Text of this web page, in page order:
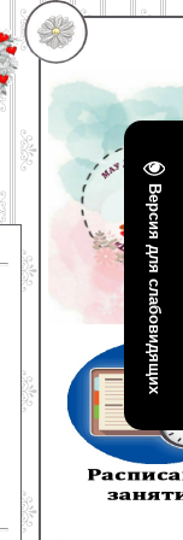
Версия для слабовидящих